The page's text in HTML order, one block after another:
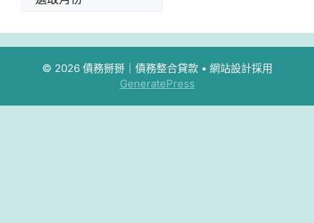
© 2026 債務掰掰｜債務整合貸款• 網站設計採用
GeneratePress